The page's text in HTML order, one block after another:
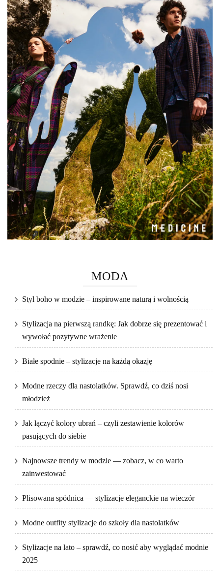
MODA
Styl boho w modzie – inspirowane naturą i wolnością
Stylizacja na pierwszą randkę: Jak dobrze się prezentować i
wywołać pozytywne wrażenie
Białe spodnie – stylizacje na każdą okazję
Modne rzeczy dla nastolatków. Sprawdź, co dziś nosi
młodzież
Jak łączyć kolory ubrań – czyli zestawienie kolorów
pasujących do siebie
Najnowsze trendy w modzie — zobacz, w co warto
zainwestować
Plisowana spódnica — stylizacje eleganckie na wieczór
Modne outfity stylizacje do szkoły dla nastolatków
Stylizacje na lato – sprawdź, co nosić aby wyglądać modnie
2025